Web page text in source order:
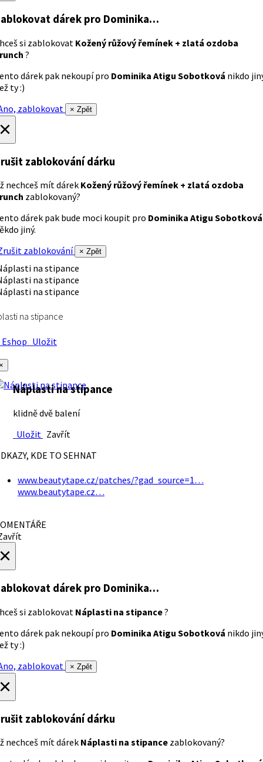
dárek pro Dominika…
si zablokovat Kožený růžový řemínek + zlatá ozdoba
?
dárek pak nekoupí pro Dominika Atigu Sobotková nikdo
ty :)
zablokovat
× Zpět
zablokování dárku
nechceš mít dárek Kožený růžový řemínek + zlatá ozdoba
zablokovaný?
dárek pak bude moci koupit pro Dominika Atigu Sobotková
jiný.
zablokování
× Zpět
na stipance
Uložit
Náplasti na stipance
klidně dvě balení
Uložit Zavřít
KDE TO SEHNAT
www.beautytape.cz/patches/?gad_source=1…
www.beautytape.cz…
dárek pro Dominika…
si zablokovat Náplasti na stipance?
dárek pak nekoupí pro Dominika Atigu Sobotková nikdo
ty :)
zablokovat
× Zpět
zablokování dárku
nechceš mít dárek Náplasti na stipance zablokovaný?